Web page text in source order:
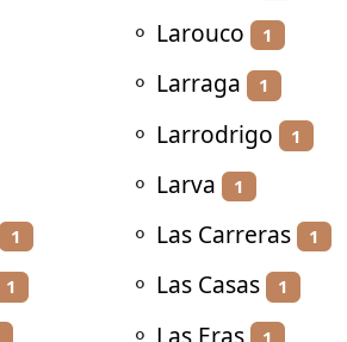
1
1
⚬ Larouco 1
⚬ Larraga 1
⚬ Larrodrigo 1
⚬ Larva 1
⚬ Las Carreras 1
⚬ Las Casas 1
⚬ Las Eras 1